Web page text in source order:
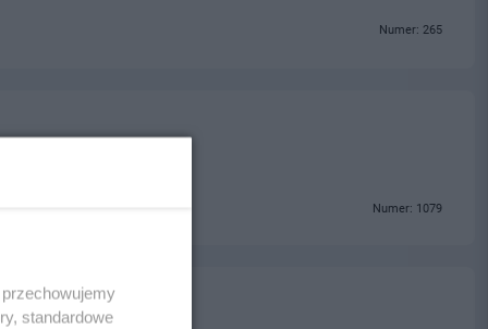
Numer: 265
Numer: 1079
standardowe